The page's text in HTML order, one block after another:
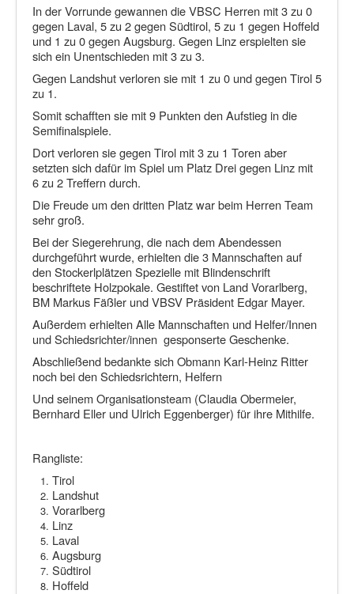
In der Vorrunde gewannen die VBSC Herren mit 3 zu 0
gegen Laval, 5 zu 2 gegen Südtirol, 5 zu 1 gegen Hoffeld
und 1 zu 0 gegen Augsburg. Gegen Linz erspielten sie
sich ein Unentschieden mit 3 zu 3.
Gegen Landshut verloren sie mit 1 zu 0 und gegen Tirol 5
zu 1.
Somit schafften sie mit 9 Punkten den Aufstieg in die
Semifinalspiele.
Dort verloren sie gegen Tirol mit 3 zu 1 Toren aber
setzten sich dafür im Spiel um Platz Drei gegen Linz mit
6 zu 2 Treffern durch.
Die Freude um den dritten Platz war beim Herren Team
sehr groß.
Bei der Siegerehrung, die nach dem Abendessen
durchgeführt wurde, erhielten die 3 Mannschaften auf
den Stockerlplätzen Spezielle mit Blindenschrift
beschriftete Holzpokale. Gestiftet von Land Vorarlberg,
BM Markus Fäßler und VBSV Präsident Edgar Mayer.
Außerdem erhielten Alle Mannschaften und Helfer/Innen
und Schiedsrichter/innen gesponserte Geschenke.
Abschließend bedankte sich Obmann Karl-Heinz Ritter
noch bei den Schiedsrichtern, Helfern
Und seinem Organisationsteam (Claudia Obermeier,
Bernhard Eller und Ulrich Eggenberger) für ihre Mithilfe.
Rangliste:
Tirol
Landshut
Vorarlberg
Linz
Laval
Augsburg
Südtirol
Hoffeld